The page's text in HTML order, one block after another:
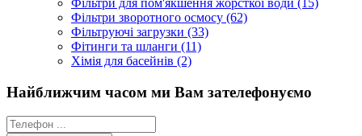
Фільтри для пом'якшення жорсткої води (15)
Фільтри зворотного осмосу (62)
Фільтруючі загрузки (33)
Фітинги та шланги (11)
Хімія для басейнів (2)
Найближчим часом ми Вам зателефонуємо